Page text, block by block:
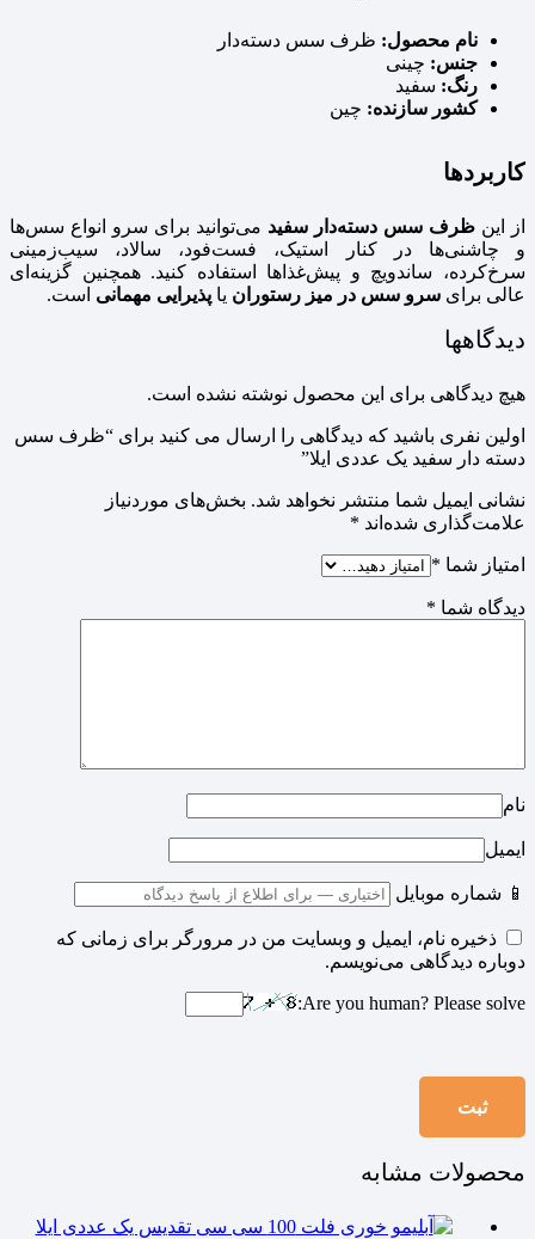
نام محصول: ظرف سس دسته‌دار
جنس: چینی
رنگ: سفید
کشور سازنده: چین
کاربردها
از این ظرف سس دسته‌دار سفید می‌توانید برای سرو انواع سس‌ها
و چاشنی‌ها در کنار استیک، فست‌فود، سالاد، سیب‌زمینی
سرخ‌کرده، ساندویچ و پیش‌غذاها استفاده کنید. همچنین گزینه‌ای
عالی برای سرو سس در میز رستوران یا پذیرایی مهمانی است.
دیدگاهها
هیچ دیدگاهی برای این محصول نوشته نشده است.
اولین نفری باشید که دیدگاهی را ارسال می کنید برای “ظرف سس
دسته دار سفید یک عددی ایلا”
نشانی ایمیل شما منتشر نخواهد شد. بخش‌های موردنیاز
علامت‌گذاری شده‌اند *
امتیاز شما *
دیدگاه شما *
نام
ایمیل
📱 شماره موبایل
ذخیره نام، ایمیل و وبسایت من در مرورگر برای زمانی که
دوباره دیدگاهی می‌نویسم.
Are you human? Please solve:
محصولات مشابه